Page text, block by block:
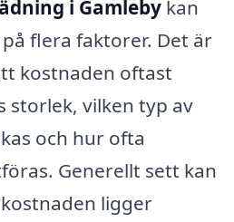
i Gamleby kan
flera faktorer. Det är
kostnaden oftast
storlek, vilken typ av
och hur ofta
Generellt sett kan
ligger